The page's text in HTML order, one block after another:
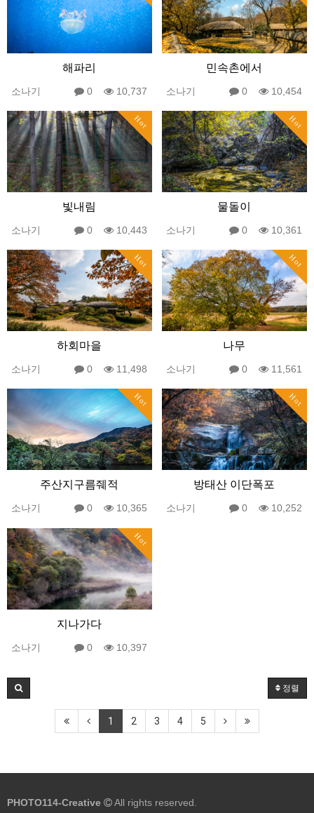
해파리
소나기 0 10,737
민속촌에서
소나기 0 10,454
Hot
빛내림
소나기 0 10,443
Hot
물돌이
소나기 0 10,361
Hot
하회마을
소나기 0 11,498
Hot
나무
소나기 0 11,561
Hot
주산지구름줴적
소나기 0 10,365
Hot
방태산 이단폭포
소나기 0 10,252
Hot
지나가다
소나기 0 10,397
정렬
1 2 3 4 5
PHOTO114-Creative All rights reserved.